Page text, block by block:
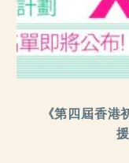
《第四屆香